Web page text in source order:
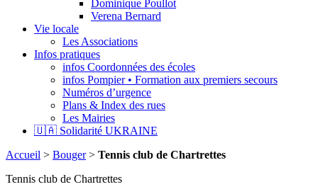
Dominique Poullot
Verena Bernard
Vie locale
Les Associations
Infos pratiques
infos Coordonnées des écoles
infos Pompier • Formation aux premiers secours
Numéros d’urgence
Plans & Index des rues
Les Mairies
🇺🇦 Solidarité UKRAINE
Accueil > Bouger> Tennis club de Chartrettes
Tennis club de Chartrettes